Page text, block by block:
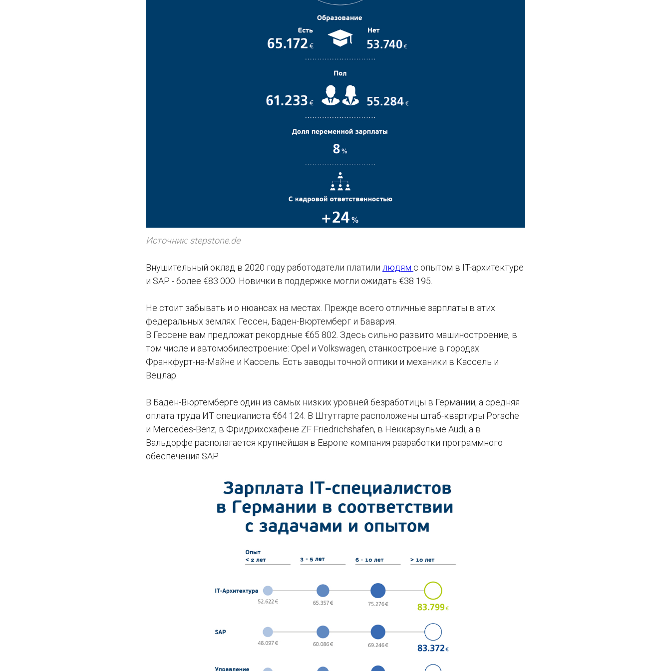
Источник: stepstone.de
Внушительный оклад в 2020 году работодатели платили людям с опытом в IT-архитектуре
и SAP - более €83 000. Новички в поддержке могли ожидать €38 195.
Не стоит забывать и о нюансах на местах. Прежде всего отличные зарплаты в этих
федеральных землях: Гессен, Баден-Вюртемберг и Бавария.
В Гессене вам предложат рекордные €65 802. Здесь сильно развито машиностроение, в
том числе и автомобилестроение: Opel и Volkswagen, станкостроение в городах
Франкфурт-на-Майне и Кассель. Есть заводы точной оптики и механики в Кассель и
Вецлар.
В Баден-Вюртемберге один из самых низких уровней безработицы в Германии, а средняя
оплата труда ИТ специалиста €64 124. В Штутгарте расположены штаб-квартиры Porsche
и Mercedes-Benz, в Фридрихсхафене ZF Friedrichshafen, в Неккарзульме Audi, а в
Вальдорфе располагается крупнейшая в Европе компания разработки программного
обеспечения SAP.